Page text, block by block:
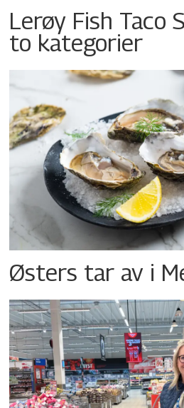
Lerøy Fish Taco
to kategorier
Østers tar av i